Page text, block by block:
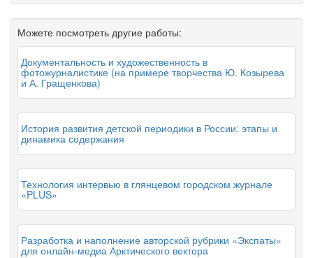
Можете посмотреть другие работы:
Документальность и художественность в
фотожурналистике (на примере творчества Ю. Козырева
и А. Гращенкова)
История развития детской периодики в России: этапы и
динамика содержания
Технология интервью в глянцевом городском журнале
«PLUS»
Разработка и наполнение авторской рубрики «Экспаты»
для онлайн-медиа Арктического вектора